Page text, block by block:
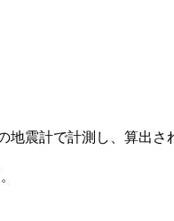
地震計で計測し、算出さ